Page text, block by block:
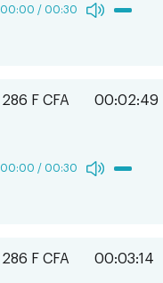
00:00 / 00:30
286 F CFA 00:02:49
00:00 / 00:30
286 F CFA 00:03:14